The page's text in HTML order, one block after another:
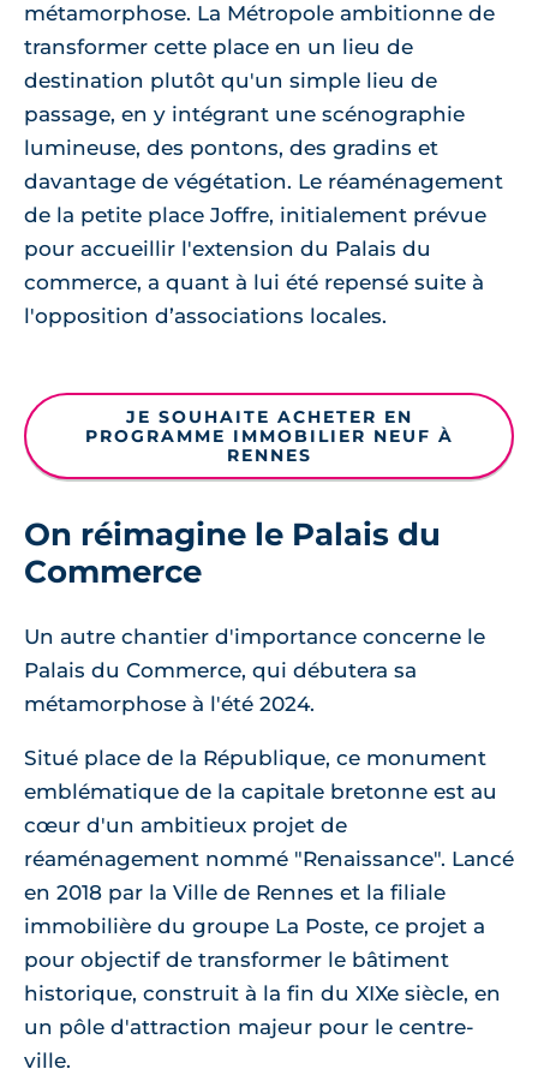
métamorphose. La Métropole ambitionne de
transformer cette place en un lieu de
destination plutôt qu'un simple lieu de
passage, en y intégrant une scénographie
lumineuse, des pontons, des gradins et
davantage de végétation. Le réaménagement
de la petite place Joffre, initialement prévue
pour accueillir l'extension du Palais du
commerce, a quant à lui été repensé suite à
l'opposition d’associations locales.
JE SOUHAITE ACHETER EN
PROGRAMME IMMOBILIER NEUF À
RENNES
On réimagine le Palais du
Commerce
Un autre chantier d'importance concerne le
Palais du Commerce, qui débutera sa
métamorphose à l'été 2024.
Situé place de la République, ce monument
emblématique de la capitale bretonne est au
cœur d'un ambitieux projet de
réaménagement nommé "Renaissance". Lancé
en 2018 par la Ville de Rennes et la filiale
immobilière du groupe La Poste, ce projet a
pour objectif de transformer le bâtiment
historique, construit à la fin du XIXe siècle, en
un pôle d'attraction majeur pour le centre-
ville.